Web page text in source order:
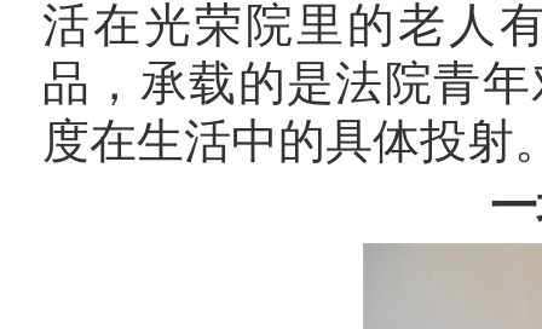
活在光荣院里的老人
品，承载的是法院青
度在生活中的具体投射